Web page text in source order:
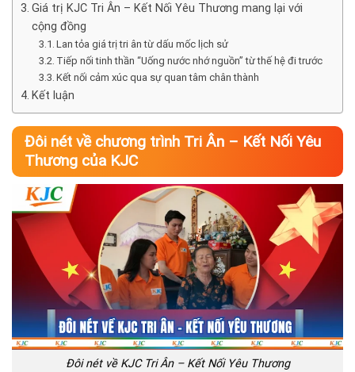
Giá trị KJC Tri Ân – Kết Nối Yêu Thương mang lại với
cộng đồng
Lan tỏa giá trị tri ân từ dấu mốc lịch sử
Tiếp nối tinh thần “Uống nước nhớ nguồn” từ thế hệ đi trước
Kết nối cảm xúc qua sự quan tâm chân thành
Kết luận
Đôi nét về chương trình Tri Ân – Kết Nối Yêu
Thương của KJC
Đôi nét về KJC Tri Ân – Kết Nối Yêu Thương